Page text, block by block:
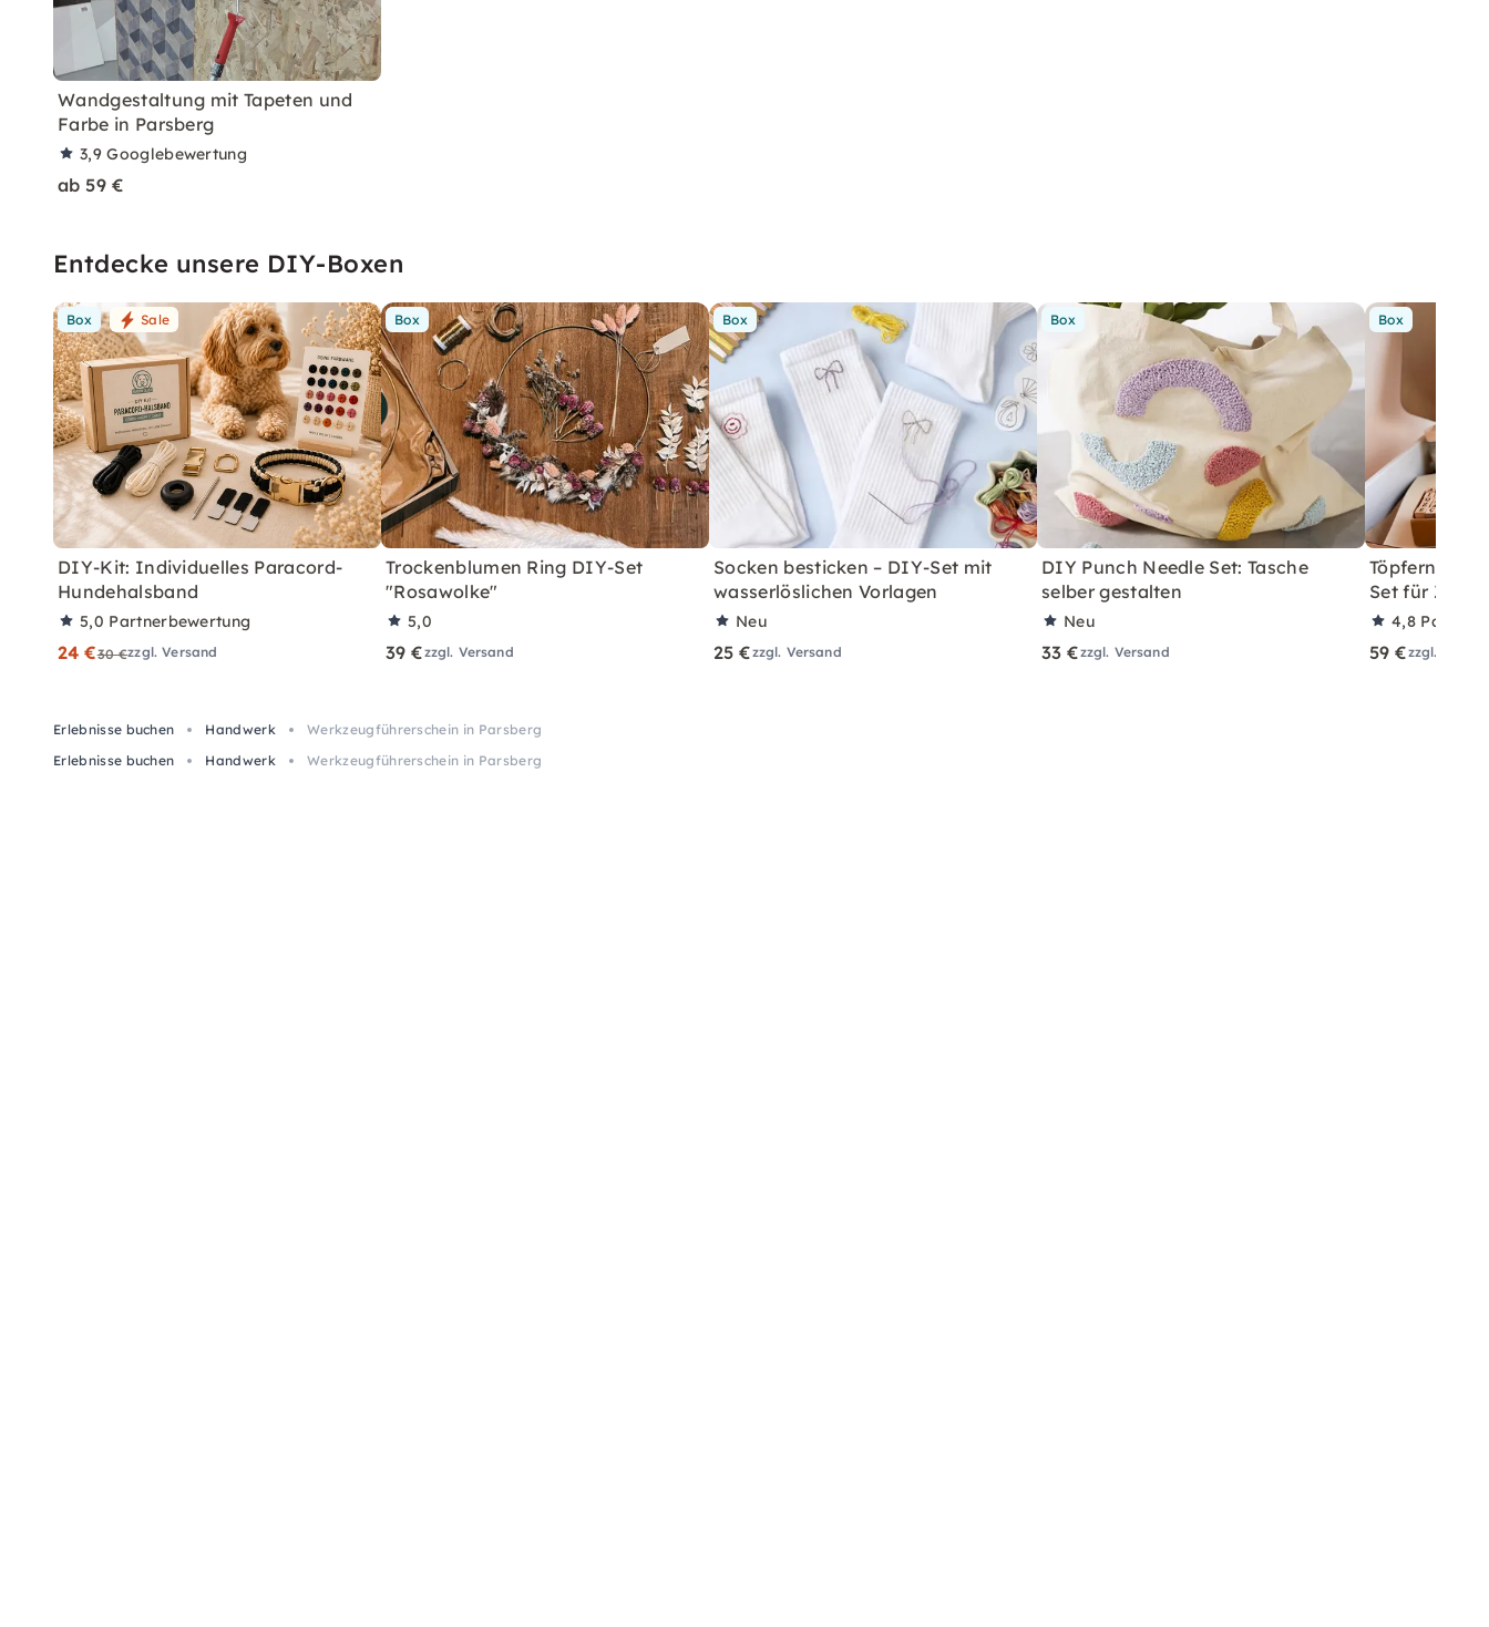
Wandgestaltung mit Tapeten und
Farbe in Parsberg
3,9Googlebewertung
ab 59 €
Entdecke unsere DIY-Boxen
Box Sale
DIY-Kit: Individuelles Paracord-
Hundehalsband
5,0 Partnerbewertung
24 €30 €zzgl. Versand
Box
Trockenblumen Ring DIY-Set
"Rosawolke"
5,0
39 €zzgl. Versand
Box
Socken besticken – DIY-Set mit
wasserlöslichen Vorlagen
Neu
25 €zzgl. Versand
Box
DIY Punch Needle Set: Tasche
selber gestalten
Neu
33 €zzgl. Versand
Box
Töpfern
Set für
4,8
59 €zzgl.
Erlebnisse buchen Handwerk
Werkzeugführerschein in Parsberg
Erlebnisse buchen
Handwerk Werkzeugführerschein in Parsberg